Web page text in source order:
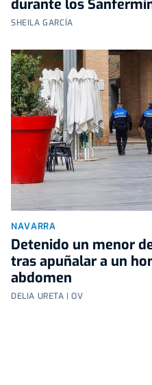
durante los
SHEILA GARCÍA
NAVARRA
Detenido un menor
tras apuñalar a un
abdomen
DELIA URETA | OV